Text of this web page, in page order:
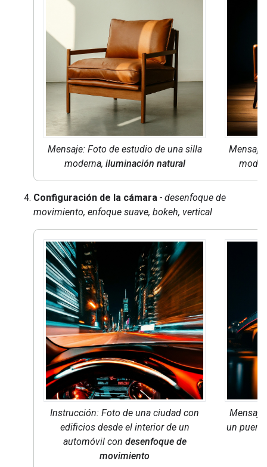
Mensaje: Foto de estudio de una silla
moderna, iluminación natural
Configuración de la cámara - desenfoque de
movimiento, enfoque suave, bokeh, vertical
Instrucción: Foto de una ciudad con
edificios desde el interior de un
automóvil con desenfoque de
movimiento
un